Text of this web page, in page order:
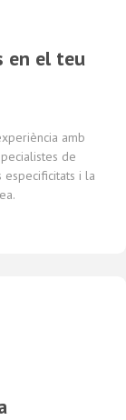
en el teu
amb
de
especificitats i la
.